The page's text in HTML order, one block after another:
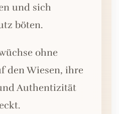
und sich
böten.
ohne
den Wiesen, ihre
Authentizität